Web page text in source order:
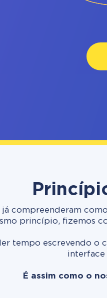
já compreenderam
princípio, fizemos
tempo escrevendo o
interface
É assim como o